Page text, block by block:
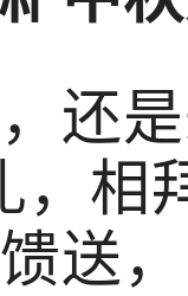
是
，相
送